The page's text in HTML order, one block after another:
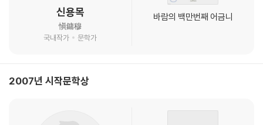
신용목
愼鏞穆
국내작가
문학가
바람의 백만번째 어금니
2007년 시작문학상